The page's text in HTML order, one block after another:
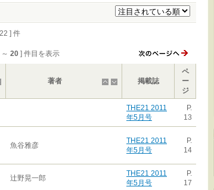
] 件
20] 件目を表示
著者 掲載誌
ペ
ー
ジ
THE21 2011
年5月号
P.
13
魚谷雅彦
THE21 2011
年5月号
P.
14
辻野晃一郎
THE21 2011
年5月号
P.
17